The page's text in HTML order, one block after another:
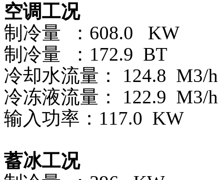
空调工况
制冷量 ：608.0 KW
制冷量 ：172.9 BT
冷却水流量： 124.8 M3/h
冷冻液流量： 122.9 M3/h
输入功率：117.0 KW
蓄冰工况